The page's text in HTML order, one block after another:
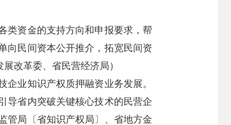
类资金的支持方向和申报要求，帮
向民间资本公开推介，拓宽民间资
改革委、省民营经济局）
业知识产权质押融资业务发展。
导省内突破关键核心技术的民营企
管局〔省知识产权局〕、省地方金